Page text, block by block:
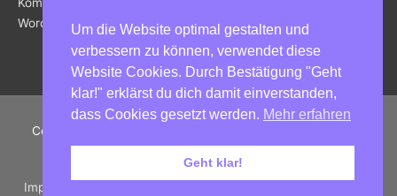
WordPress.org
Copyright © 2026
Impressum | Datenschutz
Um die Website optimal gestalten und
verbessern zu können, verwendet diese
Website Cookies. Durch Bestätigung "Geht
klar!" erklärst du dich damit einverstanden,
dass Cookies gesetzt werden. Mehr erfahren
Geht klar!